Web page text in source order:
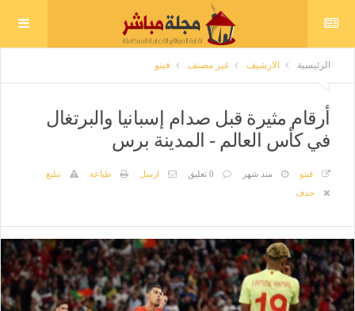
الرئيسية الارشيف غير مصنف فيتو
أرقام مثيرة قبل صدام إسبانيا والبرتغال
في كأس العالم - المدينة برس
فيتو منذ شهر 0 تعليق ارسل طباعة
تبليغ
حذف